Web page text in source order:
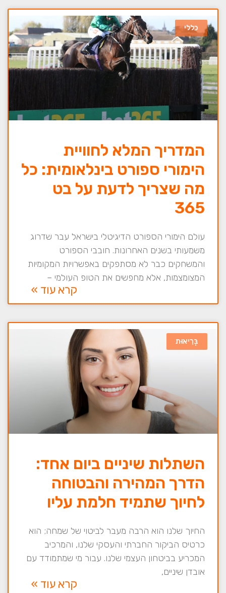
כללי
המדריך המלא לחוויית
הימורי ספורט בינלאומית: כל
מה שצריך לדעת על בט
365
עולם הימורי הספורט הדיגיטלי בישראל עבר שדרוג
משמעותי בשנים האחרונות. חובבי הספורט
והמשחקים כבר לא מסתפקים באפשרויות המקומיות
המצומצמות, אלא מחפשים את הטופ העולמי –
קרא עוד »
בְּרִיאוּת
השתלות שיניים ביום אחד:
הדרך המהירה והבטוחה
לחיוך שתמיד חלמת עליו
החיוך שלנו הוא הרבה מעבר לביטוי של שמחה; הוא
כרטיס הביקור החברתי והעסקי שלנו, והמרכיב
המכריע בביטחון העצמי שלנו. עבור מי שמתמודד עם
אובדן שיניים,
קרא עוד »